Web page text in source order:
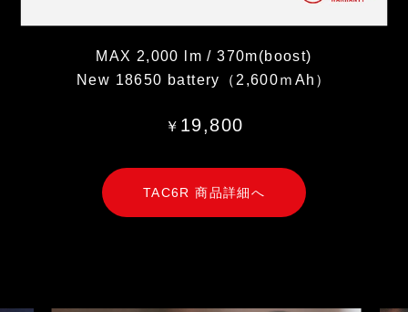
MAX 2,000 lm / 370m(boost)
New 18650 battery（2,600ｍAh）
￥ 19,800
TAC6R 商品詳細へ